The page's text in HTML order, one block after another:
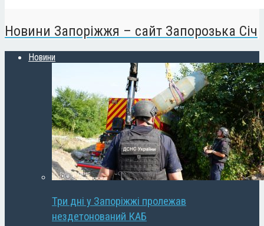
Новини Запоріжжя – сайт Запорозька Січ
Новини
Три дні у Запоріжжі пролежав
нездетонований КАБ